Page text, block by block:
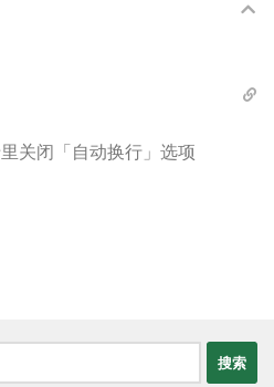
关闭「自动换行」选项